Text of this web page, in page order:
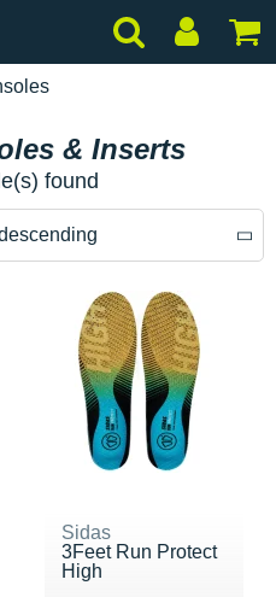
& Inserts
found
Sidas
3Feet Run Protect
High